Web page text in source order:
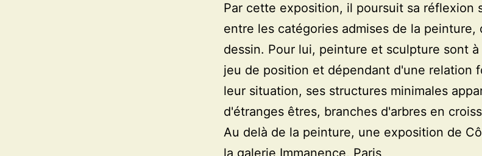
Par cette exposition, il poursuit sa réflexion
entre les catégories admises de la peinture,
dessin. Pour lui, peinture et sculpture sont
jeu de position et dépendant d'une relation
leur situation, ses structures minimales
d'étranges êtres, branches d'arbres en
Au delà de la peinture, une exposition de
la galerie Immanence, Paris